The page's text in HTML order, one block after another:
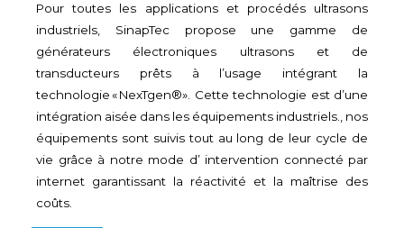
Pour toutes les applications et procédés ultrasons
industriels, SinapTec propose une gamme de
générateurs électroniques ultrasons et de
transducteurs prêts à l’usage intégrant la
technologie «NexTgen®» Cette technologie est d’une
intégration aisée dans les équipements industriels., nos
équipements sont suivis tout au long de leur cycle de
vie grâce à notre mode d’ intervention connecté par
internet garantissant la réactivité et la maîtrise des
coûts